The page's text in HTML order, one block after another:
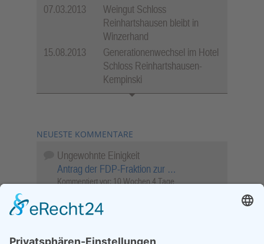
07.03.2013
Weingut Schloss
Reinhartshausen bleibt in
Winzerhand
15.08.2013
Generationenwechsel im Hotel
Schloss Reinhartshausen-
Kempinski
NEUESTE KOMMENTARE
Ungewohnte Einigkeit
Antrag der FDP-Fraktion zur …
Kommentiert vor: 10 Wochen 4 Tage
Objekt …
Kommentiert vor: 25 Wochen 5 Tage